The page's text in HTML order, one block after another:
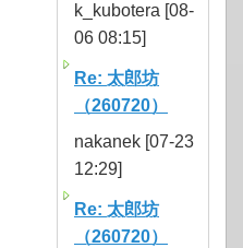
k_kubotera [08-
06 08:15]
Re: 太郎坊
（260720）
nakanek [07-23
12:29]
Re: 太郎坊
（260720）